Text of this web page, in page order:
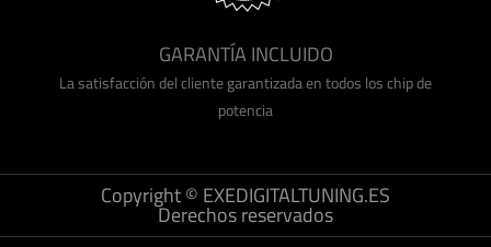
GARANTÍA INCLUIDO
La satisfacción del cliente garantizada en todos los chip de
potencia
Copyright © EXEDIGITALTUNING.ES
Derechos reservados